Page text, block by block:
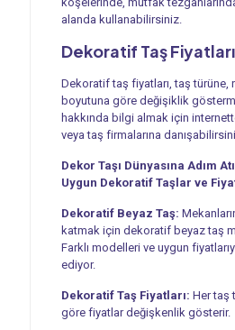
alanda kullanabilirsiniz.
Dekoratif Taş Fiyatları
Dekoratif taş fiyatları, taş türüne,
boyutuna göre değişiklik
hakkında bilgi almak için
veya taş firmalarına
Dekor Taşı Dünyasına Adım
Uygun Dekoratif Taşlar ve
Dekoratif Beyaz Taş:
katmak için dekoratif beyaz taş
Farklı modelleri ve uygun
ediyor.
Dekoratif Taş Fiyatları: Her taş
göre fiyatlar değişkenlik gösterir.